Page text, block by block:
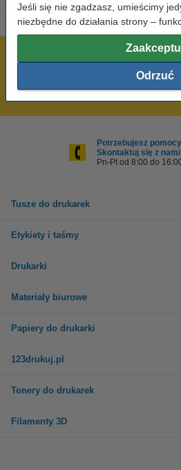
Jeśli się nie zgadzasz, umieścimy
niezbędne do działania strony –
Odrzuć
600 tysięcy zadowolonych klientów
Potrzebujesz
Skontaktuj się z
Pn-Pt od 8:00 do
Tusze do drukarek
Etykiety i taśmy
Drukarki
Materiały biurowe
Papiery do drukarki
123drukuj.pl
Tonery do drukarek
Filamenty 3D